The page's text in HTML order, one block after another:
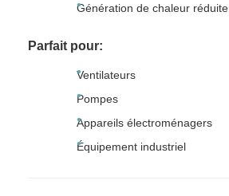
Génération de chaleur réduite
Parfait pour:
Ventilateurs
Pompes
Appareils électroménagers
Équipement industriel